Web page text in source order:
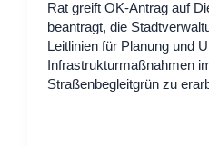
Rat greift OK-Antrag auf
beantragt, die
Leitlinien für Planung und
Infrastrukturmaßnahmen
Straßenbegleitgrün zu